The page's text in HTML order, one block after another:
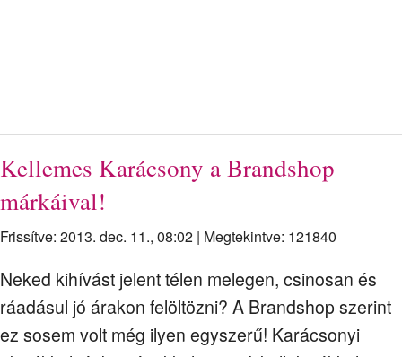
Kellemes Karácsony a Brandshop
márkáival!
Frissítve: 2013. dec. 11., 08:02 | Megtekintve: 121840
Neked kihívást jelent télen melegen, csinosan és
ráadásul jó árakon felöltözni? A Brandshop szerint
ez sosem volt még ilyen egyszerű! Karácsonyi